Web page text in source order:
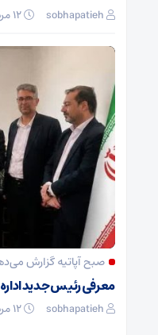
sobhapatieh
صبح آپاتیه گزارش
معرفی رئیس جدید
sobhapatieh